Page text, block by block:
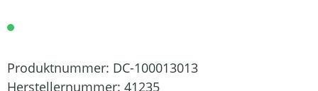
Produktnummer: DC-100013013
Herstellernummer: 41235